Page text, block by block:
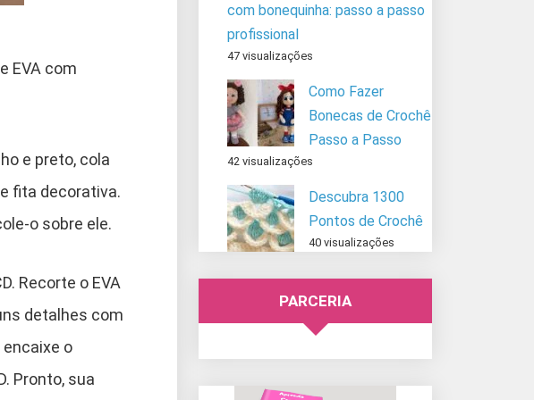
EVA com
e preto, cola
fita decorativa.
o sobre ele.
Recorte o EVA
detalhes com
o
Pronto, sua
com bonequinha: passo a passo
profissional
47 visualizações
Como Fazer
Bonecas de Crochê
Passo a Passo
42 visualizações
Descubra 1300
Pontos de Crochê
40 visualizações
PARCERIA